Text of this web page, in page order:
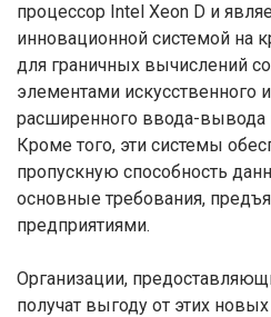
процессор Intel Xeon D и
инновационной системой на
для граничных вычислений
элементами искусственного
расширенного ввода-вывода
Кроме того, эти системы
пропускную способность
основные требования,
предприятиями.
Организации,
получат выгоду от этих